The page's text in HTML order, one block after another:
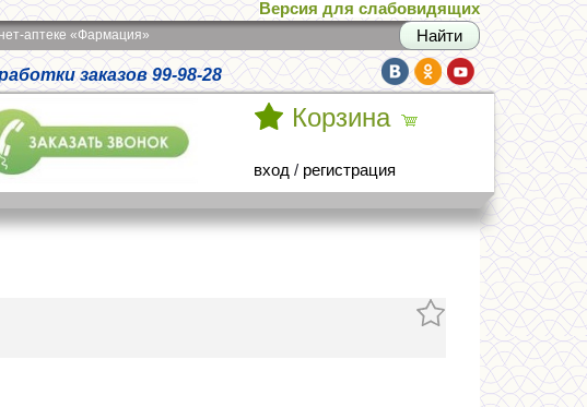
Версия для слабовидящих
аптеке «Фармация»
заказов 99-98-28
Корзина
вход / регистрация